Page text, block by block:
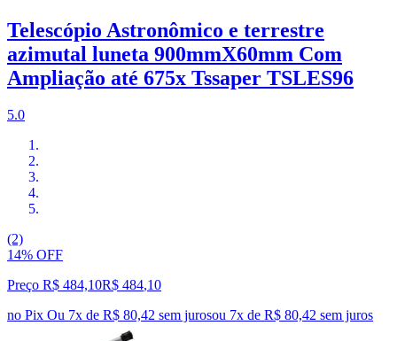
Telescópio Astronômico e terrestre
azimutal luneta 900mmX60mm Com
Ampliação até 675x Tssaper TSLES96
5.0
(2)
14% OFF
Preço R$ 484,10R$ 484,10
no Pix Ou 7x de R$ 80,42 sem jurosou 7x de R$ 80,42 sem juros